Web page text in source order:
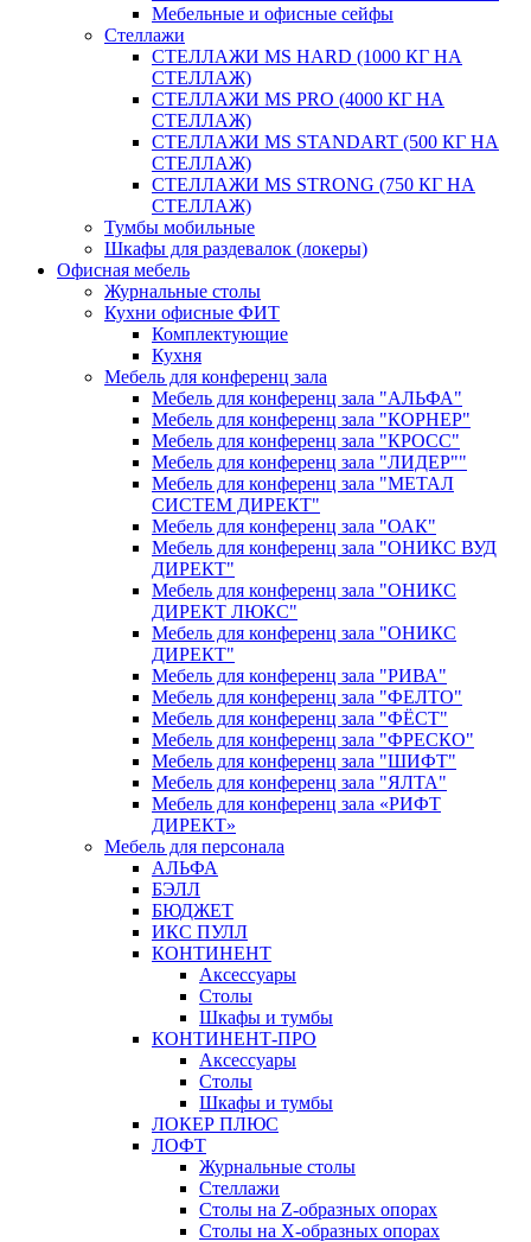
Мебельные и офисные сейфы
Стеллажи
СТЕЛЛАЖИ MS HARD (1000 КГ НА
СТЕЛЛАЖ)
СТЕЛЛАЖИ MS PRO (4000 КГ НА
СТЕЛЛАЖ)
СТЕЛЛАЖИ MS STANDART (500 КГ НА
СТЕЛЛАЖ)
СТЕЛЛАЖИ MS STRONG (750 КГ НА
СТЕЛЛАЖ)
Тумбы мобильные
Шкафы для раздевалок (локеры)
Офисная мебель
Журнальные столы
Кухни офисные ФИТ
Комплектующие
Кухня
Мебель для конференц зала
Мебель для конференц зала "АЛЬФА"
Мебель для конференц зала "КОРНЕР"
Мебель для конференц зала "КРОСС"
Мебель для конференц зала "ЛИДЕР""
Мебель для конференц зала "МЕТАЛ
СИСТЕМ ДИРЕКТ"
Мебель для конференц зала "ОАК"
Мебель для конференц зала "ОНИКС ВУД
ДИРЕКТ"
Мебель для конференц зала "ОНИКС
ДИРЕКТ ЛЮКС"
Мебель для конференц зала "ОНИКС
ДИРЕКТ"
Мебель для конференц зала "РИВА"
Мебель для конференц зала "ФЕЛТО"
Мебель для конференц зала "ФЁСТ"
Мебель для конференц зала "ФРЕСКО"
Мебель для конференц зала "ШИФТ"
Мебель для конференц зала "ЯЛТА"
Мебель для конференц зала «РИФТ
ДИРЕКТ»
Мебель для персонала
АЛЬФА
БЭЛЛ
БЮДЖЕТ
ИКС ПУЛЛ
КОНТИНЕНТ
Аксессуары
Столы
Шкафы и тумбы
КОНТИНЕНТ-ПРО
Аксессуары
Столы
Шкафы и тумбы
ЛОКЕР ПЛЮС
ЛОФТ
Журнальные столы
Стеллажи
Столы на Z-образных опорах
Столы на Х-образных опорах